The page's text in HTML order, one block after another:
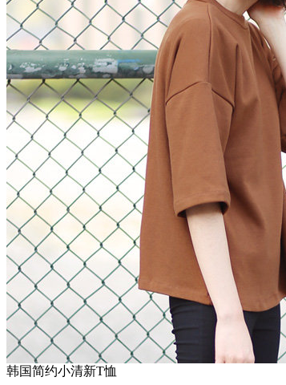
韩国简约小清新T恤